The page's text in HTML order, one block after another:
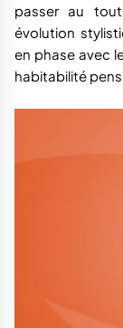
passer au
évolution
en phase avec
habitabilité